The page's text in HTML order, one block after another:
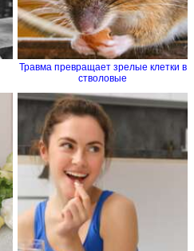
Травма превращает зрелые клетки в
стволовые